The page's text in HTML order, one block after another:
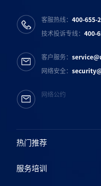
热门推荐
服务培训
客服热线：400-655-
技术投诉专线：400-
客户服务：
网络安全：
网络公约